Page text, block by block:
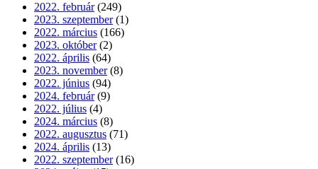
2022. február (249)
2023. szeptember (1)
2022. március (166)
2023. október (2)
2022. április (64)
2023. november (8)
2022. június (94)
2024. február (9)
2022. július (4)
2024. március (8)
2022. augusztus (71)
2024. április (13)
2022. szeptember (16)